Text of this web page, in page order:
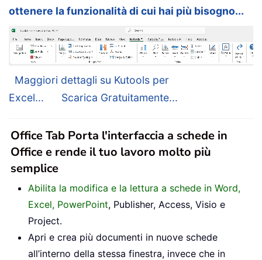
ottenere la funzionalità di cui hai più bisogno...
Maggiori dettagli su Kutools per
Excel...
Scarica Gratuitamente...
Office Tab Porta l'interfaccia a schede in
Office e rende il tuo lavoro molto più
semplice
Abilita la modifica e la lettura a schede in Word,
Excel, PowerPoint, Publisher, Access, Visio e
Project.
Apri e crea più documenti in nuove schede
all’interno della stessa finestra, invece che in